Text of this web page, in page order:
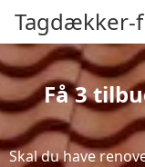
Tagdækker-
Få 3
Skal du have